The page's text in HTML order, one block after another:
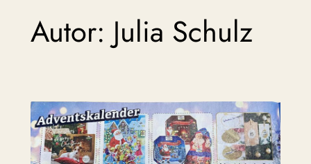
Autor: Julia Schulz